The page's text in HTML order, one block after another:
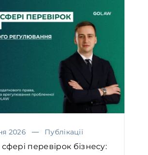
2026 Публікації
перевірок бізнесу: